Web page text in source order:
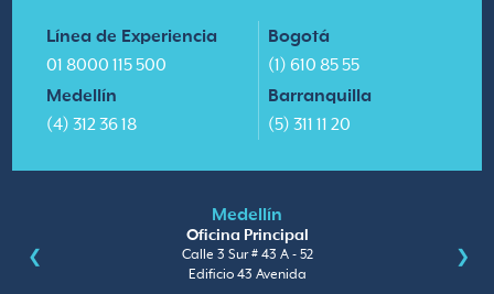
Línea de Experiencia
01 8000 115 500
Medellín
(4) 312 36 18
Bogotá
(1) 610 85 55
Barranquilla
(5) 311 11 20
Medellín
Oficina Principal
Calle 3 Sur # 43 A - 52
Edificio 43 Avenida